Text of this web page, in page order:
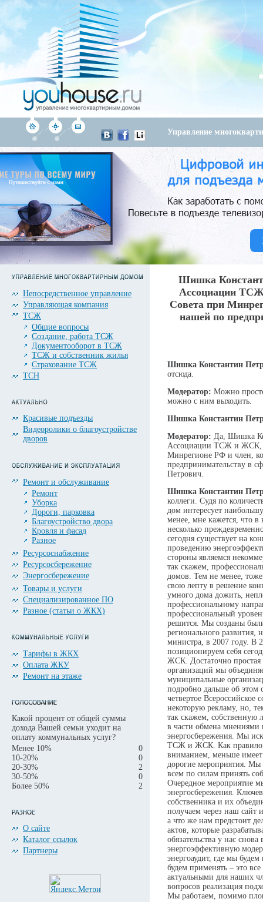
Управление
Непосредственное управление
Управляющая компания
ТСЖ
Общие вопросы
Создание, работа ТСЖ
Документооборот в ТСЖ
ТСЖ и собственник жилья
Страхование ТСЖ
ТСН
Красивые подъезды
Видеоролики о благоустройстве
дворов
Ремонт и обслуживание
Ремонт
Уборка
Дороги, парковка
Благоустройство двора
Кровля и фасад
Разное
Ресурсоснабжение
Ресурсосбережение
Энергосбережение
Товары и услуги
Специализированное ПО
Разное (статьи о ЖКХ)
Тарифы в ЖКХ
Оплата ЖКУ
Ремонт на этаже
Какой процент от общей суммы
дохода Вашей семьи уходит на
оплату коммунальных услуг?
Менее 10%
0
10-20%
0
20-30%
2
30-50%
0
Более 50%
2
О сайте
Каталог ссылок
Партнеры
Шишка
Ассоциации
Совета при
нашей по
Шишка Константин
отсюда.
Модератор: Можно
можно с ним выходить.
Шишка Константин
Модератор: Да, Шишка
Ассоциации ТСЖ и ЖСК,
Минрегионе РФ и член,
предпринимательству в
Петрович.
Шишка Константин
коллеги. Судя по
дом интересует
менее, мне кажется, что в
несколько
сегодня существует на
проведению
стороны являемся
так скажем,
домов. Тем не менее,
свою лепту в решение
умного дома дожить,
профессиональному
профессиональный
решится. Мы созданы
регионального развития,
министра, в 2007 году. В
позиционируем себя
ЖСК. Достаточно простая
организаций мы
муниципальные
подробно дальше об этом
четвертое Всероссийское
некоторую рекламу, но,
так скажем, собственную
в части обмена
энергосбережения. Мы
ТСЖ и ЖСК. Как правило,
вниманием, меньше имеет
дорогие мероприятия. Мы
всем по силам принять
Очередное мероприятие
энергосбережения.
собственника и их
получаем через наш сайт
а что же нам предстоит
актов, которые
обязательства у нас
энергоэффективную
энергоаудит, где мы
будем применять – это
актуальными для наших
вопросов реализация
Мы работаем, помимо